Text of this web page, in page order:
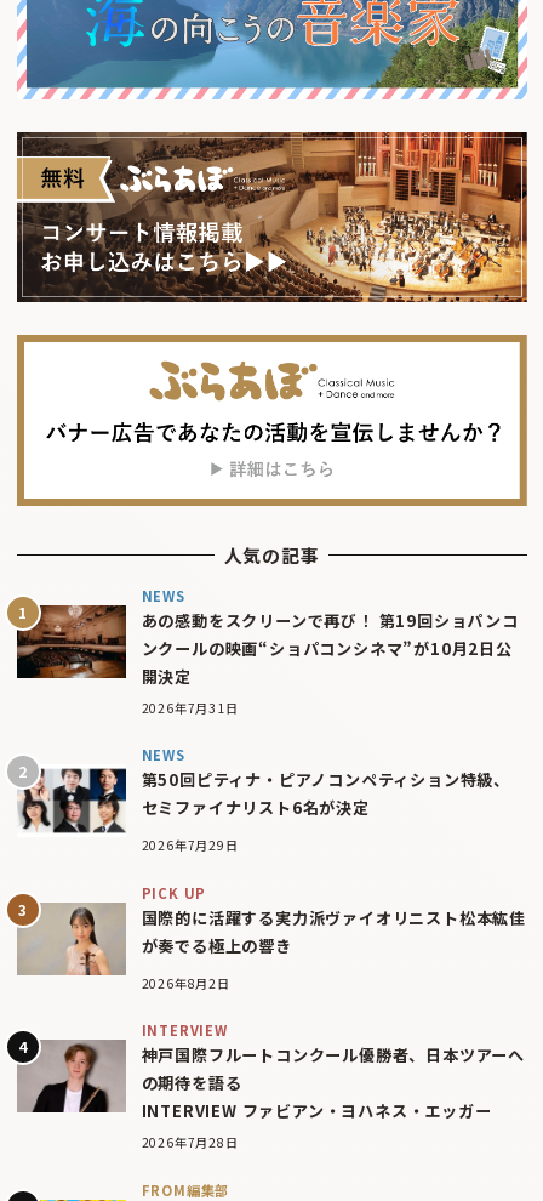
人気の記事
NEWS
あの感動をスクリーンで再び！ 第19回ショパンコ
ンクールの映画“ショパコンシネマ”が10月2日公
開決定
2026年7月31日
NEWS
第50回ピティナ・ピアノコンペティション特級、
セミファイナリスト6名が決定
2026年7月29日
PICK UP
国際的に活躍する実力派ヴァイオリニスト松本紘佳
が奏でる極上の響き
2026年8月2日
INTERVIEW
神戸国際フルートコンクール優勝者、日本ツアーへ
の期待を語る
INTERVIEW ファビアン・ヨハネス・エッガー
2026年7月28日
FROM編集部